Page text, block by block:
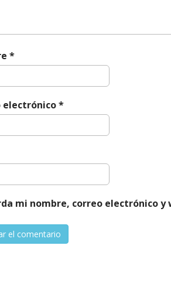
*
electrónico*
mi nombre, correo electrónico